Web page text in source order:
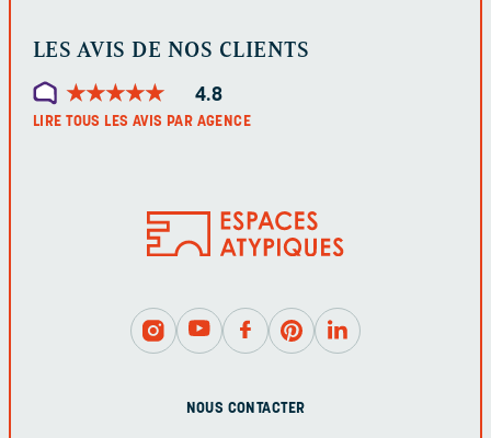
LES AVIS DE NOS CLIENTS
★★★★★
★★★★★ 4.8
LIRE TOUS LES AVIS PAR AGENCE
NOUS CONTACTER